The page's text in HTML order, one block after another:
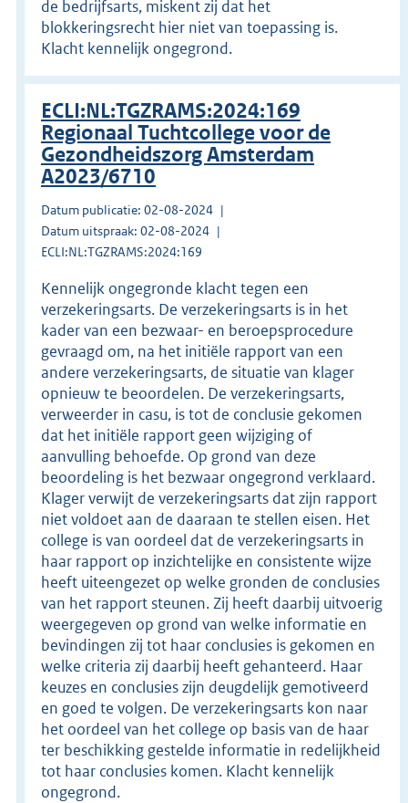
de bedrijfsarts, miskent zij dat het
blokkeringsrecht hier niet van toepassing is.
Klacht kennelijk ongegrond.
ECLI:NL:TGZRAMS:2024:169
Regionaal Tuchtcollege voor de
Gezondheidszorg Amsterdam
A2023/6710
Datum publicatie: 02-08-2024
Datum uitspraak: 02-08-2024
ECLI:NL:TGZRAMS:2024:169
Kennelijk ongegronde klacht tegen een
verzekeringsarts. De verzekeringsarts is in het
kader van een bezwaar- en beroepsprocedure
gevraagd om, na het initiële rapport van een
andere verzekeringsarts, de situatie van klager
opnieuw te beoordelen. De verzekeringsarts,
verweerder in casu, is tot de conclusie gekomen
dat het initiële rapport geen wijziging of
aanvulling behoefde. Op grond van deze
beoordeling is het bezwaar ongegrond verklaard.
Klager verwijt de verzekeringsarts dat zijn rapport
niet voldoet aan de daaraan te stellen eisen. Het
college is van oordeel dat de verzekeringsarts in
haar rapport op inzichtelijke en consistente wijze
heeft uiteengezet op welke gronden de conclusies
van het rapport steunen. Zij heeft daarbij uitvoerig
weergegeven op grond van welke informatie en
bevindingen zij tot haar conclusies is gekomen en
welke criteria zij daarbij heeft gehanteerd. Haar
keuzes en conclusies zijn deugdelijk gemotiveerd
en goed te volgen. De verzekeringsarts kon naar
het oordeel van het college op basis van de haar
ter beschikking gestelde informatie in redelijkheid
tot haar conclusies komen. Klacht kennelijk
ongegrond.